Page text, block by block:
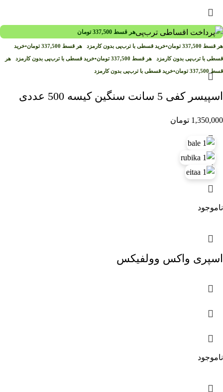
هر قسط 337,500 تومان
هر قسط 337,500 تومان•خرید قسطی با ترب‌پی بدون کارمزد هر قسط 337,500 تومان•خرید
قسطی با ترب‌پی بدون کارمزد هر قسط 337,500 تومان•خرید قسطی با ترب‌پی بدون کارمزد هر
قسط 337,500 تومان•خرید قسطی با ترب‌پی بدون کارمزد
اسپیسر کفی 5 سانت سنگین کیسه 500 عددی
1,350,000 تومان
ناموجود
اسپری واکس وولفیکس
ناموجود